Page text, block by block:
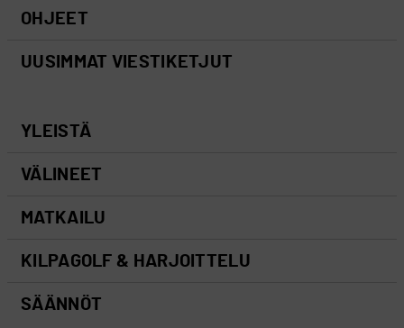
OHJEET
UUSIMMAT VIESTIKETJUT
YLEISTÄ
VÄLINEET
MATKAILU
KILPAGOLF & HARJOITTELU
SÄÄNNÖT